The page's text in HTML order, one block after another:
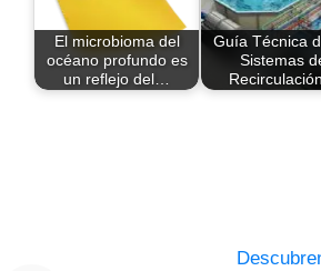
El microbioma del
océano profundo es
un reflejo del…
Guía Técnica
Sistemas